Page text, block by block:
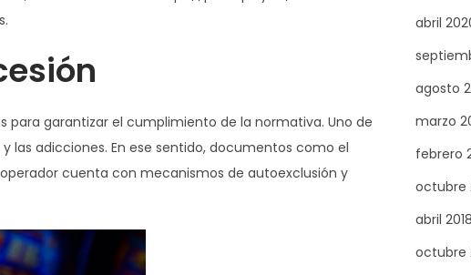
para garantizar el cumplimiento de la normativa. Uno de
las adicciones. En ese sentido, documentos como el
cuenta con mecanismos de autoexclusión y
abril
agosto
marzo
febrero
octubre
abril 2018
octubre